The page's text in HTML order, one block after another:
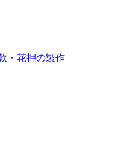
・花押の製作